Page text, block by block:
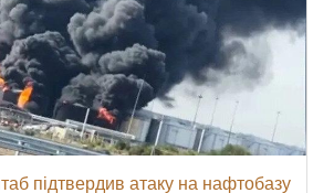
підтвердив атаку на нафтобазу